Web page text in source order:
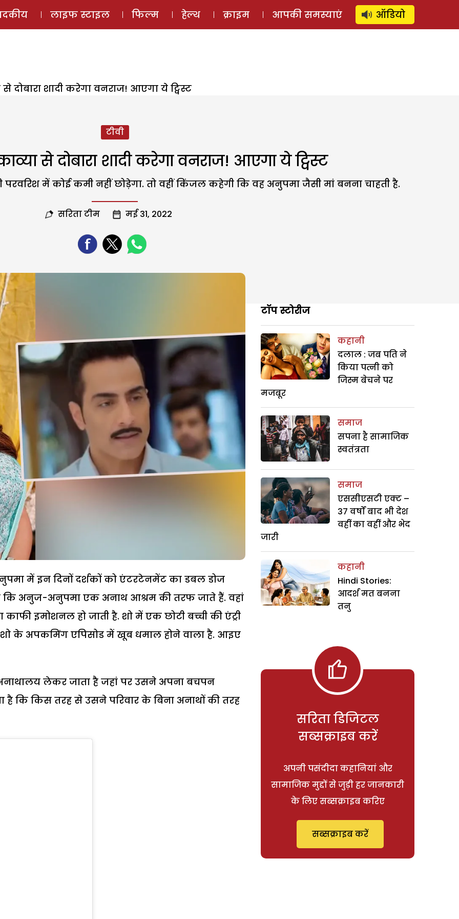
ई-मैगज़ीन ऑडियो स्टोरी लॉग इन ⚲ SUBSCRIBE
लाइफ स्टाइल फिल्म हेल्थ क्राइम आपकी समस्याएं ऑडियो
दोबारा शादी करेगा वनराज! आएगा ये ट्विस्ट
टीवी
से दोबारा शादी करेगा वनराज! आएगा ये ट्विस्ट
परवरिश में कोई कमी नहीं छोड़ेगा. तो वहीं किंजल कहेगी कि वह अनुपमा जैसी मां बनना चाहती है.
सरिता टीम मई 31, 2022
में इन दिनों दर्शकों को एंटरटेनमेंट का डबल डोज
कि अनुज-अनुपमा एक अनाथ आश्रम की तरफ जाते हैं. वहां
इमोशनल हो जाती है. शो में एक छोटी बच्ची की एंट्री
के अपकमिंग एपिसोड में खूब धमाल होने वाला है. आइए
लेकर जाता है जहां पर उसने अपना बचपन
है कि किस तरह से उसने परिवार के बिना अनाथों की तरह
टॉप स्टोरीज
कहानी
दलाल : जब पति ने
किया पत्नी को
जिस्म बेचने पर
मजबूर
समाज
सपना है सामाजिक
स्वतंत्रता
समाज
एससीएसटी एक्ट –
37 वर्षों बाद भी देश
वहीं का वहीं और भेद
जारी
कहानी
Hindi Stories:
आदर्श मत बनना
तनु
सरिता डिजिटल
सब्सक्राइब करें
अपनी पसंदीदा कहानियां और
सामाजिक मुद्दों से जुड़ी हर जानकारी
के लिए सब्सक्राइब करिए
सब्सक्राइब करें